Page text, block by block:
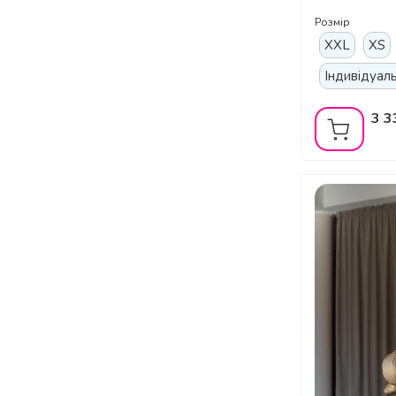
Розмір
XXL XS
3